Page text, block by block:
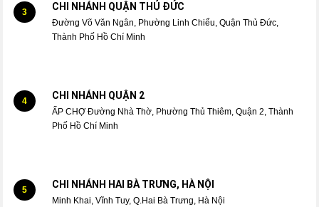
3 CHI NHÁNH QUẬN THỦ ĐỨC
Đường Võ Văn Ngân, Phường Linh Chiểu, Quận Thủ Đức,
Thành Phố Hồ Chí Minh
4 CHI NHÁNH QUẬN 2
ẤP CHỢ Đường Nhà Thờ, Phường Thủ Thiêm, Quận 2, Thành
Phố Hồ Chí Minh
5 CHI NHÁNH HAI BÀ TRƯNG, HÀ NỘI
Minh Khai, Vĩnh Tuy, Q.Hai Bà Trưng, Hà Nội